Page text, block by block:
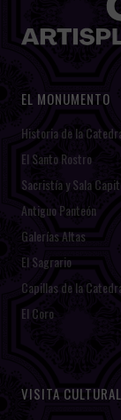
EL MONUMENTO
Historia de la
El Santo Rostro
Sacristía y Sala
Antiguo Panteón
Galerías Altas
El Sagrario
Capillas de la
El Coro
VISITA CULTURAL